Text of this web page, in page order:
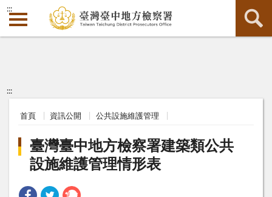
:::
:::
首頁 資訊公開 公共設施維護管理
臺灣臺中地方檢察署建築類公共
設施維護管理情形表